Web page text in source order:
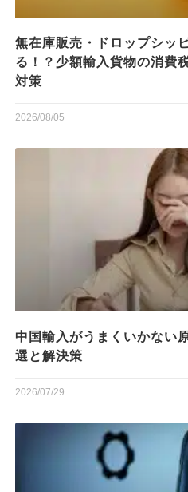
無在庫販売・ドロップシッ
る！？少額輸入貨物の消費
対策
2026/08/05
中国輸入がうまくいかない
選と解決策
2026/07/29